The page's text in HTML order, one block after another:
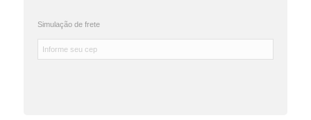
Simulação de frete